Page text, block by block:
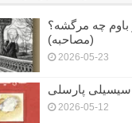
باوم چه مرگشه؟
(مصاحبه)
2026-05-23
سیسیلی پارسلی
2026-05-12